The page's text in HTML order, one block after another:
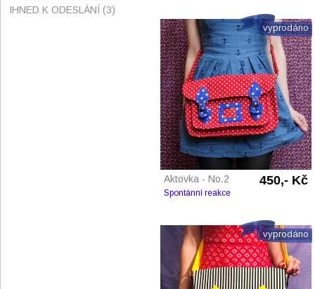
vyprodáno
Aktovka - No.2 450,- Kč
Spontánní reakce
vyprodáno
IHNED K ODESLÁNÍ (3)